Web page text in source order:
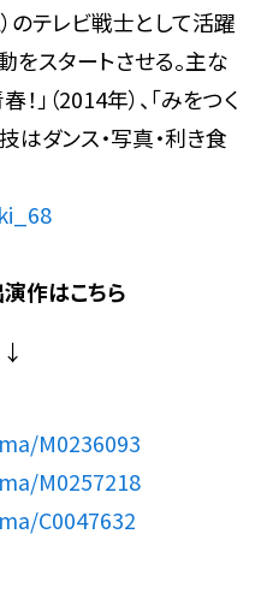
のテレビ戦士として活躍
をスタートさせる。主な
」（2014年）、「みをつく
はダンス・写真・利き食
作はこちら
M0236093
M0257218
C0047632